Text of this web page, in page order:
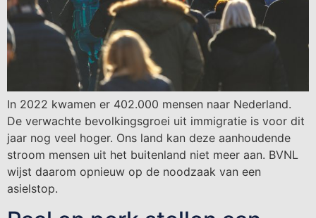
In 2022 kwamen er 402.000 mensen naar Nederland.
De verwachte bevolkingsgroei uit immigratie is voor dit
jaar nog veel hoger. Ons land kan deze aanhoudende
stroom mensen uit het buitenland niet meer aan. BVNL
wijst daarom opnieuw op de noodzaak van een
asielstop.